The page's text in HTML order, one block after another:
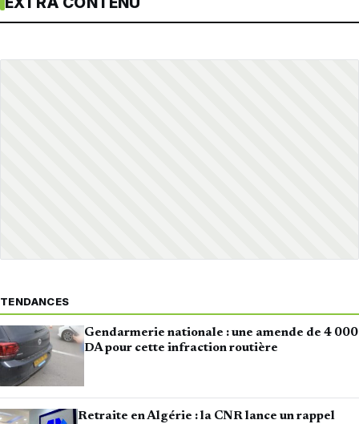
TENDANCES
Gendarmerie nationale : une amende de 4 000
DA pour cette infraction routière
Retraite en Algérie : la CNR lance un rappel